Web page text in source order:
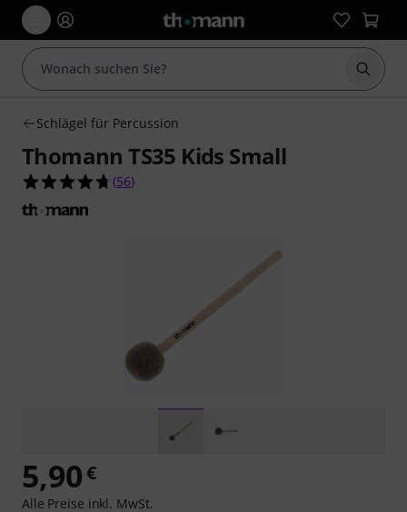
Suche
Schlägel für Percussion
Thomann TS35 Kids Small
4.7 von 5 Sternen aus 56 Kundenbewertungen
(56)
5,90€
Alle Preise inkl. MwSt.